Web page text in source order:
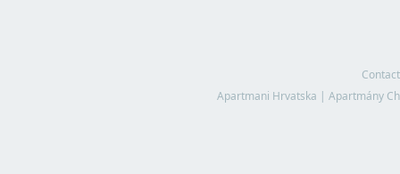
Contact
Apartmani Hrvatska | Apartmány